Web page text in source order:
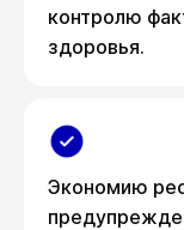
контролю
здоровья.
Экономию